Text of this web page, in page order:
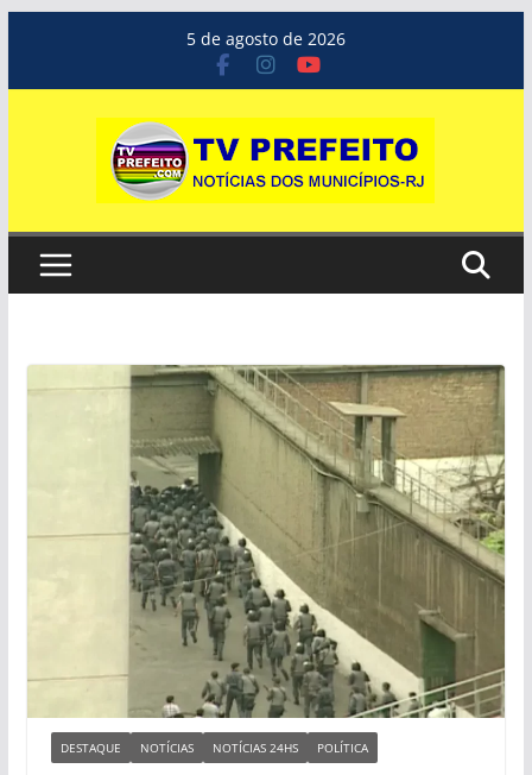
o
5 de agosto de 2026
DESTAQUE NOTÍCIAS NOTÍCIAS 24HS POLÍTICA